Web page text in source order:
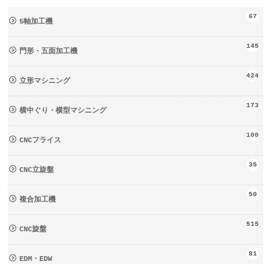
5軸加工機
67
門形・五面加工機
145
立形マシニング
424
横中ぐり・横型マシニング
173
CNCフライス
100
CNC立旋盤
35
複合加工機
50
CNC旋盤
515
EDM・EDW
81